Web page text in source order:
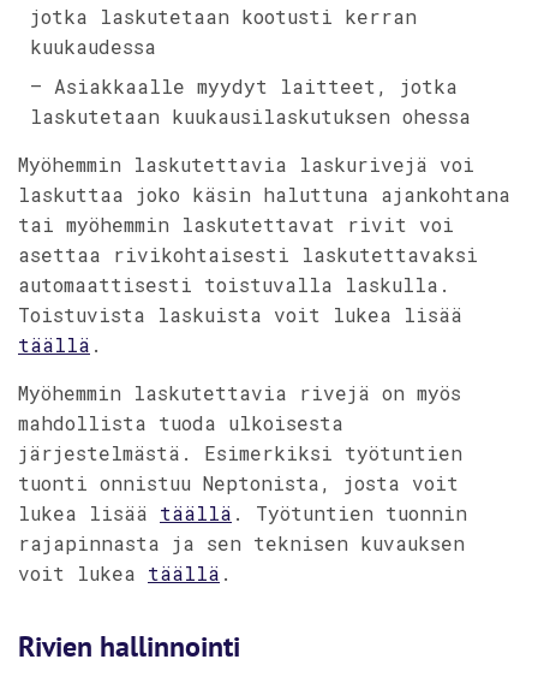
jotka laskutetaan kootusti kerran
kuukaudessa
– Asiakkaalle myydyt laitteet, jotka
laskutetaan kuukausilaskutuksen ohessa
Myöhemmin laskutettavia laskurivejä voi
laskuttaa joko käsin haluttuna ajankohtana
tai myöhemmin laskutettavat rivit voi
asettaa rivikohtaisesti laskutettavaksi
automaattisesti toistuvalla laskulla.
Toistuvista laskuista voit lukea lisää
täällä .
Myöhemmin laskutettavia rivejä on myös
mahdollista tuoda ulkoisesta
järjestelmästä. Esimerkiksi työtuntien
tuonti onnistuu Neptonista, josta voit
lukea lisää täällä . Työtuntien tuonnin
rajapinnasta ja sen teknisen kuvauksen
voit lukea täällä .
Rivien hallinnointi